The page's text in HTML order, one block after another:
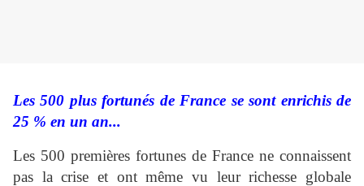
Les 500 plus fortunés de France se sont enrichis de
25 % en un an...
Les 500 premières fortunes de France ne connaissent
pas la crise et ont même vu leur richesse globale